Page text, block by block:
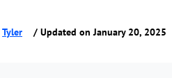
Tyler / Updated on January 20, 2025